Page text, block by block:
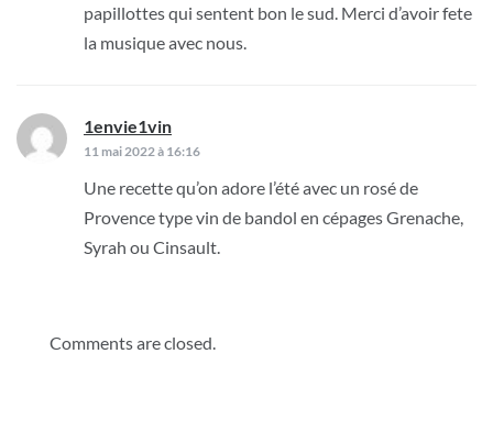
papillottes qui sentent bon le sud. Merci d’avoir fete
la musique avec nous.
1envie1vin
11 mai 2022 à 16:16
Une recette qu’on adore l’été avec un rosé de
Provence type vin de bandol en cépages Grenache,
Syrah ou Cinsault.
Comments are closed.